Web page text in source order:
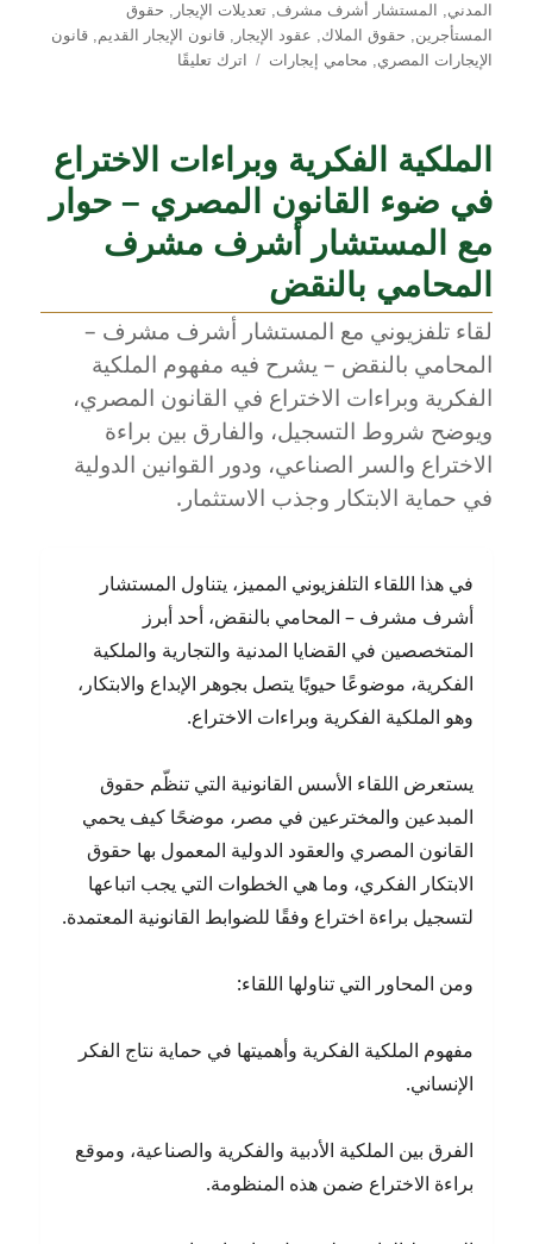
المدني, المستشار أشرف مشرف,تعديلات الإيجار , حقوق
المستأجرين, حقوق الملاك, عقود الإيجار ,قانون الإيجار القديم,قانون
الإيجارات المصري, محامي إيجارات اترك تعليقًا
في
قراءة
قانونية
مع
أشرف
مشرف
لقاء
إذاعي
مع
BBC
الملكية الفكرية وبراءات الاختراع
في ضوء القانون المصري – حوار
مع المستشار أشرف مشرف
المحامي بالنقض
لقاء تلفزيوني مع المستشار أشرف مشرف –
المحامي بالنقض – يشرح فيه مفهوم الملكية
الفكرية وبراءات الاختراع في القانون المصري،
ويوضح شروط التسجيل، والفارق بين براءة
الاختراع والسر الصناعي، ودور القوانين الدولية
في حماية الابتكار وجذب الاستثمار.
في هذا اللقاء التلفزيوني المميز، يتناول المستشار
أشرف مشرف – المحامي بالنقض، أحد أبرز
المتخصصين في القضايا المدنية والتجارية والملكية
الفكرية، موضوعًا حيويًا يتصل بجوهر الإبداع والابتكار،
وهو الملكية الفكرية وبراءات الاختراع.
يستعرض اللقاء الأسس القانونية التي تنظّم حقوق
المبدعين والمخترعين في مصر، موضحًا كيف يحمي
القانون المصري والعقود الدولية المعمول بها حقوق
الابتكار الفكري، وما هي الخطوات التي يجب اتباعها
لتسجيل براءة اختراع وفقًا للضوابط القانونية المعتمدة.
ومن المحاور التي تناولها اللقاء:
مفهوم الملكية الفكرية وأهميتها في حماية نتاج الفكر
الإنساني.
الفرق بين الملكية الأدبية والفكرية والصناعية، وموقع
براءة الاختراع ضمن هذه المنظومة.